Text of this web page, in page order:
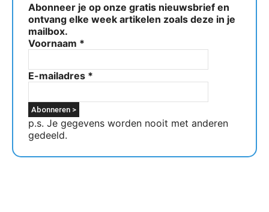
Abonneer je op onze gratis nieuwsbrief en
ontvang elke week artikelen zoals deze in je
mailbox.
Voornaam *
E-mailadres *
p.s. Je gegevens worden nooit met anderen
gedeeld.